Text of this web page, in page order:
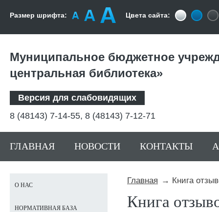
Размер шрифта: Цвета сайта:
Муниципальное бюджетное
центральная библиотека»
Версия для слабовидящих
8 (48143) 7-14-55, 8 (48143) 7-12-71
ГЛАВНАЯ НОВОСТИ КОНТАКТЫ
Главная Книга
Книга
О НАС
НОРМАТИВНАЯ БАЗА